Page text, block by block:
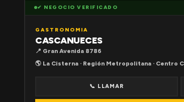
✔ NEGOCIO VERIFICADO
GASTRONOMIA
CASCANUECES
📍 Gran Avenida 8786
🌎 La Cisterna · Región Metropolitana · Centro
📞 LLAMAR